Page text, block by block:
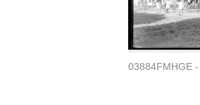
03884FMHGE -